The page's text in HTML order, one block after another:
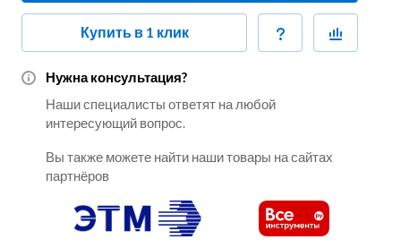
Купить в 1 клик
Нужна консультация?
Наши специалисты ответят на любой
интересующий вопрос.
Вы также можете найти наши товары на сайтах
партнёров